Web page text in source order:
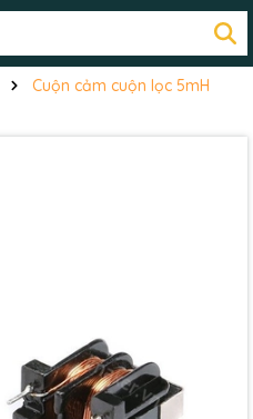
Cuộn cảm cuộn lọc 5mH